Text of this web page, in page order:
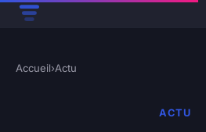
Accueil›Actu
ACTU